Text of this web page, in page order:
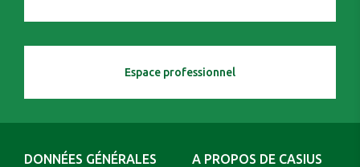
Espace professionnel
DONNÉES GÉNÉRALES A PROPOS DE CASIUS